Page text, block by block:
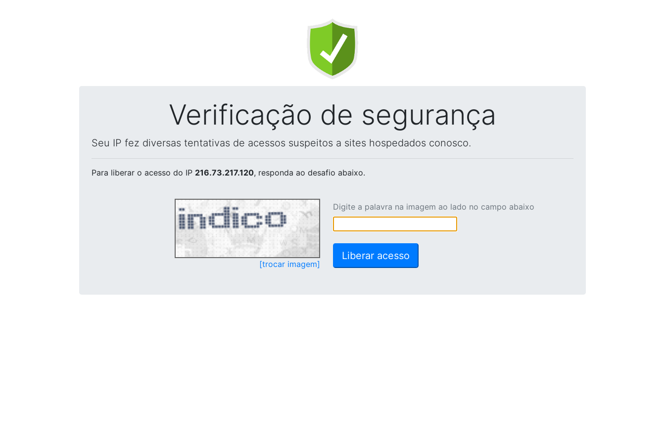
Verificação de segurança
Seu IP fez diversas tentativas de acessos suspeitos a sites hospedados conosco.
Para liberar o acesso do IP 216.73.217.120, responda ao desafio abaixo.
[trocar imagem]
Digite a palavra na imagem ao lado no campo abaixo